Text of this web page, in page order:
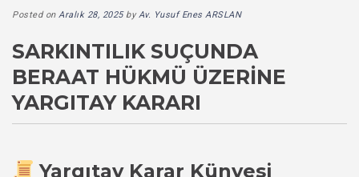
Posted on Aralık 28, 2025byAv. Yusuf Enes ARSLAN
SARKINTILIK SUÇUNDA
BERAAT HÜKMÜ ÜZERINE
YARGITAY KARARI
Yargıtay Karar Künyesi